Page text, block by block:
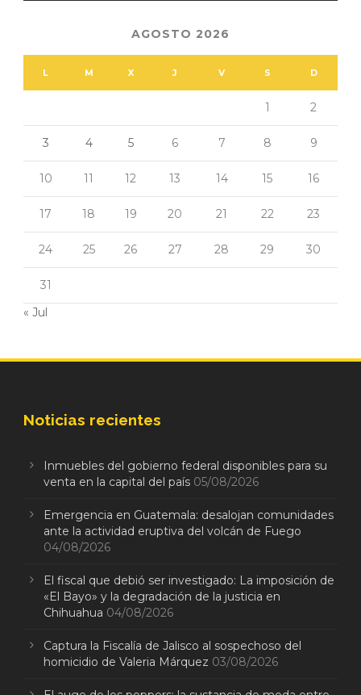
AGOSTO 2026
L M X J V S D
1 2
3 4 5 6 7 8 9
10 11 12 13 14 15 16
17 18 19 20 21 22 23
24 25 26 27 28 29 30
31
« Jul
Noticias recientes
Inmuebles del gobierno federal disponibles para su
venta en la capital del país 05/08/2026
Emergencia en Guatemala: desalojan comunidades
ante la actividad eruptiva del volcán de Fuego
04/08/2026
El fiscal que debió ser investigado: La imposición de
«El Bayo» y la degradación de la justicia en
Chihuahua 04/08/2026
Captura la Fiscalía de Jalisco al sospechoso del
homicidio de Valeria Márquez 03/08/2026